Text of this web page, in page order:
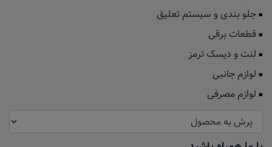
جلو بندی و سیستم تعلیق
قطعات برقی
لنت و دیسک ترمز
لوازم جانبی
لوازم مصرفی